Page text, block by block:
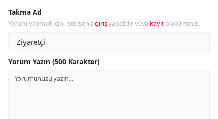
Takma Ad
Yorum yapmak için, istersenizgirişyapabilir veya kayıt olabilirsiniz.
Yorum Yazın (500 Karakter)